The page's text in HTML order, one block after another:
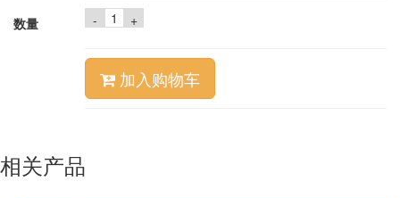
数量 - +
加入购物车
相关产品